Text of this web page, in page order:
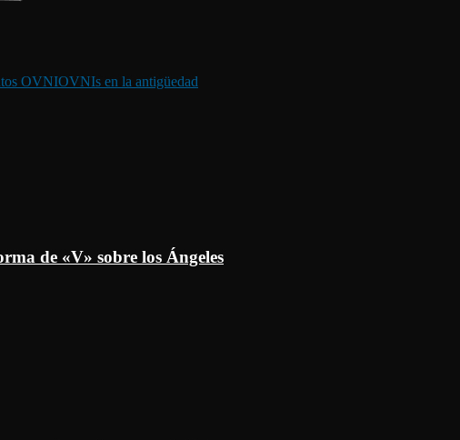
OVNIOVNIs en la antigüedad
de «V» sobre los Ángeles